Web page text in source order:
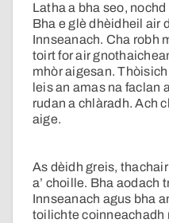
Latha a bha seo,
Bha e glè dhèidheil air
Innseanach. Cha robh
toirt for air
mhòr aigesan.
leis an amas na faclan
rudan a chlàradh. Ach
aige.
As dèidh greis,
a’ choille. Bha aodach
Innseanach agus bha
toilichte coinneachadh